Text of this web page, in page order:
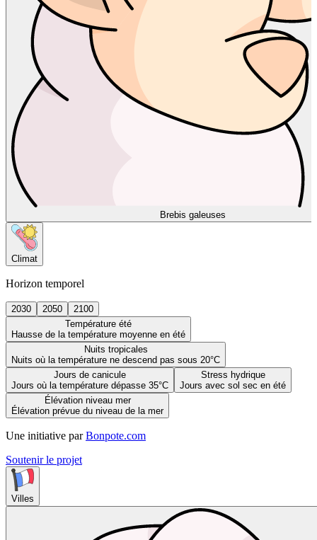
Brebis galeuses
Climat
Horizon temporel
2030 2050
2100
Température été
Hausse de la température moyenne en été
Nuits tropicales
Nuits où la température ne descend pas sous 20°C
Jours de canicule
Jours où la température dépasse 35°C
Stress hydrique
Jours avec sol sec en été
Élévation niveau mer
Élévation prévue du niveau de la mer
Une initiative par Bonpote.com
Soutenir le projet
Villes